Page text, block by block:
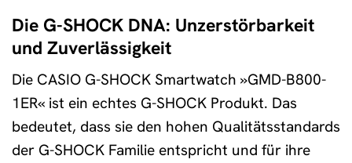
Die G-SHOCK DNA: Unzerstörbarkeit
und Zuverlässigkeit
Die CASIO G-SHOCK Smartwatch »GMD-B800-
1ER« ist ein echtes G-SHOCK Produkt. Das
bedeutet, dass sie den hohen Qualitätsstandards
der G-SHOCK Familie entspricht und für ihre